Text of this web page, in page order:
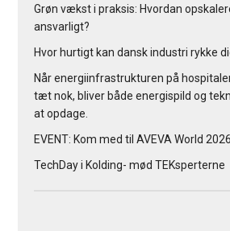
Grøn vækst i praksis: Hvordan
ansvarligt?
Hvor hurtigt kan dansk industri rykke
Når energiinfrastrukturen på
tæt nok, bliver både energispild og
at opdage.
EVENT: Kom med til AVEVA World 2026
TechDay i Kolding- mød TEKsperterne